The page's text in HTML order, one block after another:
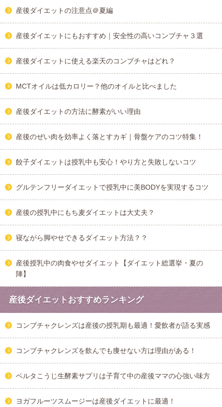
産後ダイエットの注意点＠夏編
産後ダイエットにもおすすめ｜安全性の高いコンブチャ３選
産後ダイエットに使える楽天のコンブチャはどれ？
MCTオイルは低カロリー？他のオイルと比べました
産後ダイエットの方法に酵素がいい理由
産後のぜい肉を効率よく落とすカギ｜骨盤ケアのコツ特集！
餃子ダイエットは授乳中も安心！やり方と失敗しないコツ
グルテンフリーダイエットで授乳中に美BODYを実現するコツ
産後の授乳中にもち麦ダイエットは大丈夫？
寝ながら脚やせできるダイエット方法？？
産後授乳中の肉食やせダイエット【ダイエット総選挙・夏の
陣】
産後ダイエットおすすめランキング
コンブチャクレンズは産後の授乳期も最適！愛飲者が語る実感
コンブチャクレンズを飲んでも痩せない方は理由がある！
ベルタこうじ生酵素サプリは子育て中の産後ママの心強い味方
ヨガフルーツスムージーは産後ダイエットに最適！